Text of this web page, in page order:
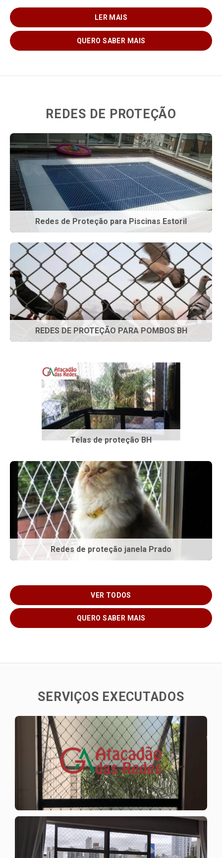
LER MAIS
QUERO SABER MAIS
REDES DE PROTEÇÃO
Redes de Proteção para Piscinas Estoril
REDES DE PROTEÇÃO PARA POMBOS BH
Telas de proteção BH
Redes de proteção janela Prado
VER TODOS
QUERO SABER MAIS
SERVIÇOS EXECUTADOS